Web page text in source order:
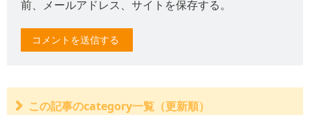
前、メールアドレス、サイトを保存する。
この記事のcategory一覧（更新順）